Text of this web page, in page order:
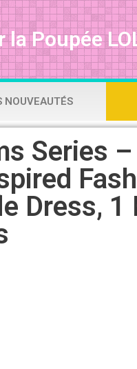
Poupée
NOUVEAUTÉS
Series –
Dress, 1